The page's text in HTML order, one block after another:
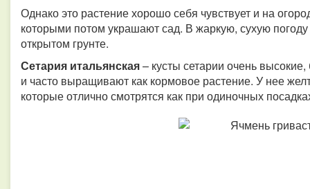
Однако это растение хорошо себя чувствует и на
которыми потом украшают сад. В жаркую, сухую
открытом грунте.
Сетария итальянская– кусты сетарии очень
и часто выращивают как кормовое растение. У нее
которые отлично смотрятся как при одиночных